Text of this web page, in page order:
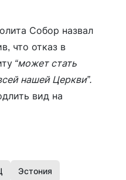
Собор назвал
что отказ в
“может стать
нашей Церкви”.
вид на
Эстония